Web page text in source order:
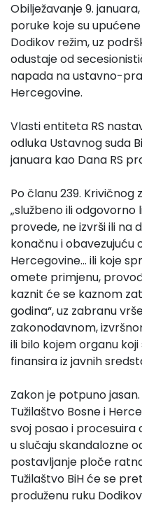
Obilježavanje 9.
poruke koje su
Dodikov režim, uz
odustaje od
napada na ustavno-
Hercegovine.
Vlasti entiteta RS
odluka Ustavnog suda
januara kao Dana RS
Po članu 239. Krivičnog
„službeno ili odgovorno
provede, ne izvrši ili na
konačnu i obavezujuću
Hercegovine... ili koje
omete primjenu,
kaznit će se kaznom
godina“, uz zabranu
zakonodavnom,
ili bilo kojem organu
finansira iz javnih
Zakon je potpuno
Tužilaštvo Bosne i
svoj posao i procesuira
u slučaju skandalozne
postavljanje ploče
Tužilaštvo BiH će se
produženu ruku